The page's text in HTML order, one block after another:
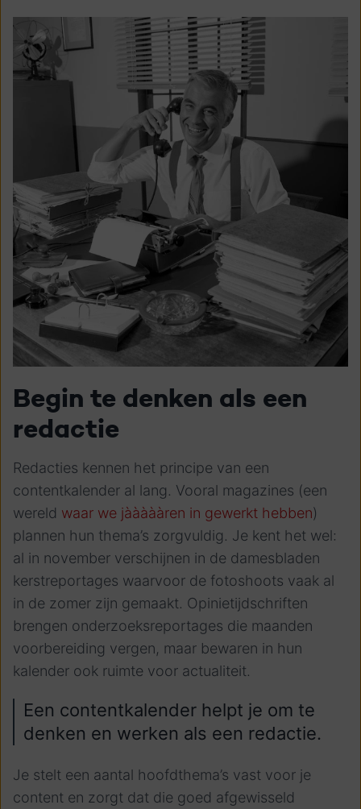
Begin te denken als een
redactie
Redacties kennen het principe van een
contentkalender al lang. Vooral magazines (een
wereld waar we jàààààren in gewerkt hebben)
plannen hun thema’s zorgvuldig. Je kent het wel:
al in november verschijnen in de damesbladen
kerstreportages waarvoor de fotoshoots vaak al
in de zomer zijn gemaakt. Opinietijdschriften
brengen onderzoeksreportages die maanden
voorbereiding vergen, maar bewaren in hun
kalender ook ruimte voor actualiteit.
Een contentkalender helpt je om te
denken en werken als een redactie.
Je stelt een aantal hoofdthema’s vast voor je
content en zorgt dat die goed afgewisseld